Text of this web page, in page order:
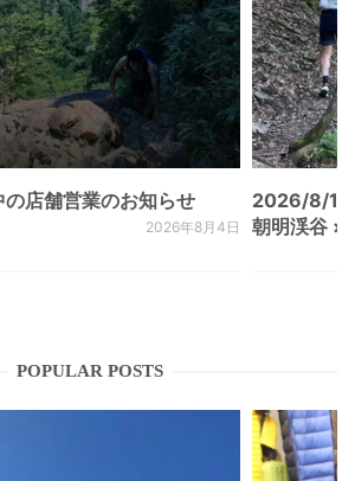
店舗営業のお知らせ
2026年8月4日
2026/8/
朝明渓谷 ×
POPULAR POSTS